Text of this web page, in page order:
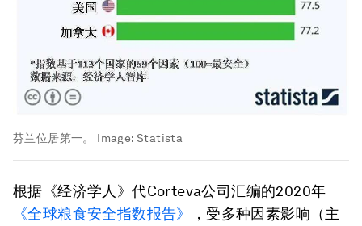
芬兰位居第一。 Image:Statista
根据《经济学人》代Corteva公司汇编的2020年
《全球粮食安全指数报告》
，受多种因素影响（主